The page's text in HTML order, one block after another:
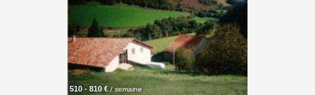
510 - 810 € / semaine